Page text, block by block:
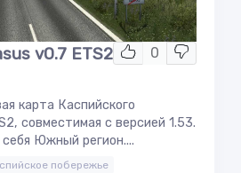
0
v0.7 ETS2
карта Каспийского
совместимая с версией 1.53.
Южный регион....
побережье